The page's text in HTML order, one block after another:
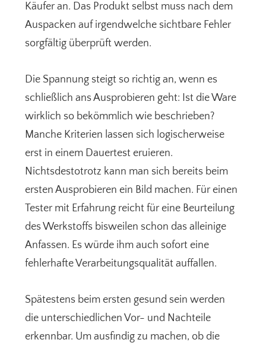
Käufer an. Das Produkt selbst muss nach dem
Auspacken auf irgendwelche sichtbare Fehler
sorgfältig überprüft werden.
Die Spannung steigt so richtig an, wenn es
schließlich ans Ausprobieren geht: Ist die Ware
wirklich so bekömmlich wie beschrieben?
Manche Kriterien lassen sich logischerweise
erst in einem Dauertest eruieren.
Nichtsdestotrotz kann man sich bereits beim
ersten Ausprobieren ein Bild machen. Für einen
Tester mit Erfahrung reicht für eine Beurteilung
des Werkstoffs bisweilen schon das alleinige
Anfassen. Es würde ihm auch sofort eine
fehlerhafte Verarbeitungsqualität auffallen.
Spätestens beim ersten gesund sein werden
die unterschiedlichen Vor- und Nachteile
erkennbar. Um ausfindig zu machen, ob die